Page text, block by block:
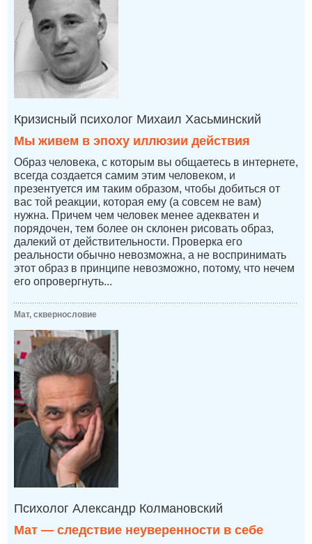
Кризисный психолог Михаил Хасьминский
Мы живем в эпоху иллюзии действия
Образ человека, с которым вы общаетесь в интернете,
всегда создается самим этим человеком, и
презентуется им таким образом, чтобы добиться от
вас той реакции, которая ему (а совсем не вам)
нужна. Причем чем человек менее адекватен и
порядочен, тем более он склонен рисовать образ,
далекий от действительности. Проверка его
реальности обычно невозможна, а не воспринимать
этот образ в принципе невозможно, потому, что нечем
его опровергнуть...
Мат, сквернословие
Психолог Александр Колмановский
Мат — следствие неуверенности в себе